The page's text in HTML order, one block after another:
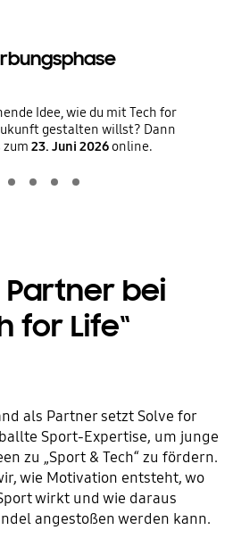
Idee, wie du mit Tech for
gestalten willst? Dann
zum 23. Juni 2026online.
Partner bei
for Life“
als Partner setzt Solve for
Sport-Expertise, um junge
zu „Sport & Tech“ zu fördern.
wie Motivation entsteht, wo
wirkt und wie daraus
angestoßen werden kann.